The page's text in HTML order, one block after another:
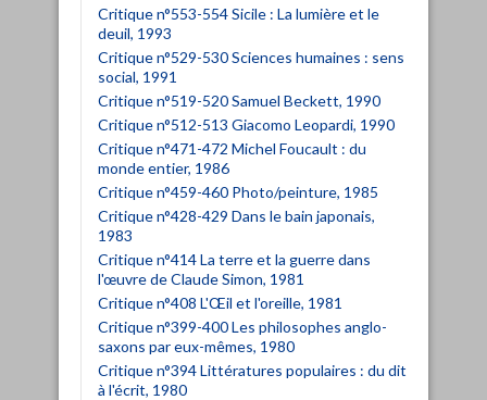
Critique n°553-554 Sicile : La lumière et le
deuil, 1993
Critique n°529-530 Sciences humaines : sens
social, 1991
Critique n°519-520 Samuel Beckett, 1990
Critique n°512-513 Giacomo Leopardi, 1990
Critique n°471-472 Michel Foucault : du
monde entier, 1986
Critique n°459-460 Photo/peinture, 1985
Critique n°428-429 Dans le bain japonais,
1983
Critique n°414 La terre et la guerre dans
l'œuvre de Claude Simon, 1981
Critique n°408 L'Œil et l'oreille, 1981
Critique n°399-400 Les philosophes anglo-
saxons par eux-mêmes, 1980
Critique n°394 Littératures populaires : du dit
à l'écrit, 1980